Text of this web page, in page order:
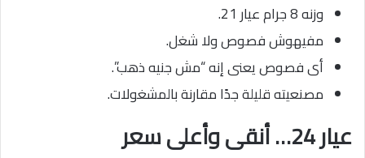
وزنه 8 جرام عيار 21.
مفيهوش فصوص ولا شغل.
أى فصوص يعنى إنه “مش جنيه ذهب”.
مصنعيته قليلة جدًا مقارنة بالمشغولات.
عيار 24… أنقى وأعلى سعر